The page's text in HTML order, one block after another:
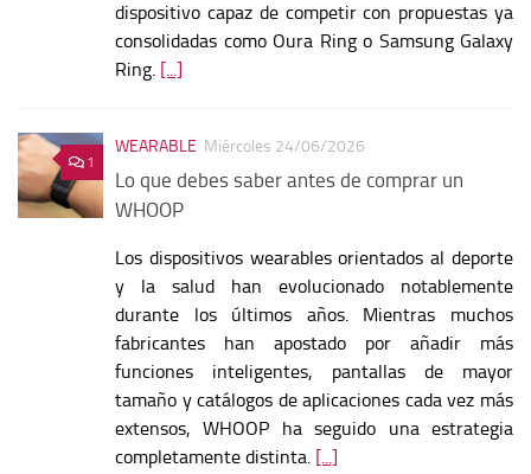
dispositivo capaz de competir con propuestas ya
consolidadas como Oura Ring o Samsung Galaxy
Ring. [...]
1
WEARABLE Miércoles 24/06/2026
Lo que debes saber antes de comprar un
WHOOP
Los dispositivos wearables orientados al deporte
y la salud han evolucionado notablemente
durante los últimos años. Mientras muchos
fabricantes han apostado por añadir más
funciones inteligentes, pantallas de mayor
tamaño y catálogos de aplicaciones cada vez más
extensos, WHOOP ha seguido una estrategia
completamente distinta. [...]